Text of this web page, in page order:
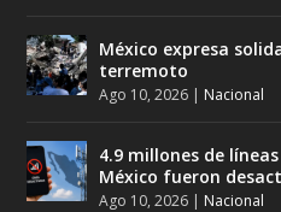
México expresa
terremoto
Ago 10, 2026 | Nacional
4.9 millones de
México fueron
Ago 10, 2026 | Nacional